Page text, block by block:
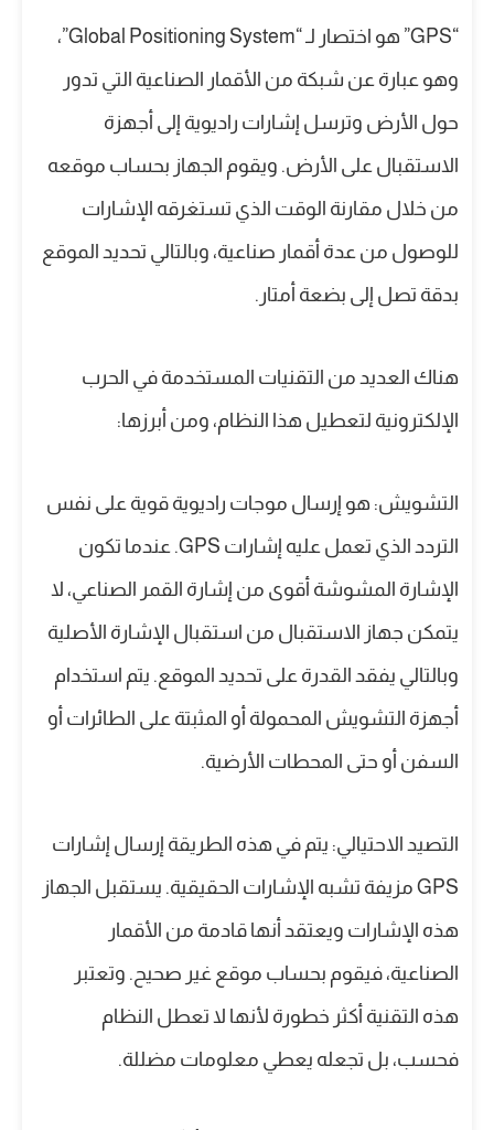
“GPS” هو اختصار لـ “Global Positioning System”،
وهو عبارة عن شبكة من الأقمار الصناعية التي تدور
حول الأرض وترسل إشارات راديوية إلى أجهزة
الاستقبال على الأرض. ويقوم الجهاز بحساب موقعه
من خلال مقارنة الوقت الذي تستغرقه الإشارات
للوصول من عدة أقمار صناعية، وبالتالي تحديد الموقع
بدقة تصل إلى بضعة أمتار.
هناك العديد من التقنيات المستخدمة في الحرب
الإلكترونية لتعطيل هذا النظام، ومن أبرزها:
التشويش: هو إرسال موجات راديوية قوية على نفس
التردد الذي تعمل عليه إشارات GPS. عندما تكون
الإشارة المشوشة أقوى من إشارة القمر الصناعي، لا
يتمكن جهاز الاستقبال من استقبال الإشارة الأصلية
وبالتالي يفقد القدرة على تحديد الموقع. يتم استخدام
أجهزة التشويش المحمولة أو المثبتة على الطائرات أو
السفن أو حتى المحطات الأرضية.
التصيد الاحتيالي: يتم في هذه الطريقة إرسال إشارات
GPS مزيفة تشبه الإشارات الحقيقية. يستقبل الجهاز
هذه الإشارات ويعتقد أنها قادمة من الأقمار
الصناعية، فيقوم بحساب موقع غير صحيح. وتعتبر
هذه التقنية أكثر خطورة لأنها لا تعطل النظام
فحسب، بل تجعله يعطي معلومات مضللة.